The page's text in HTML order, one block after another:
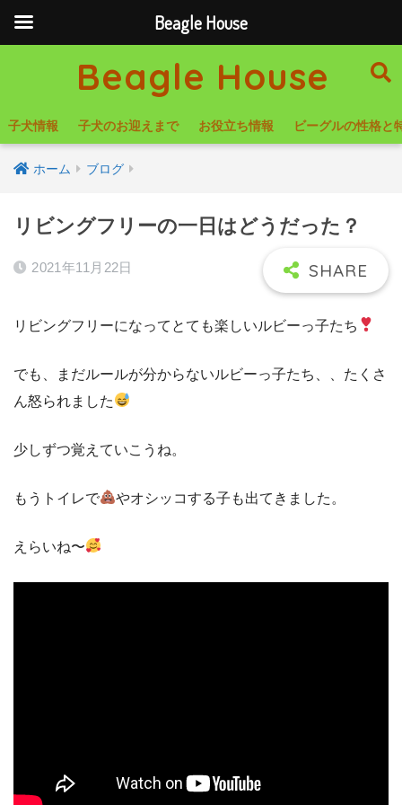
Beagle House
子犬情報 子犬のお迎えまで お役立ち情報 ビーグルの性格と
ホーム ブログ
リビングフリーの一日はどうだった？
2021年11月22日
リビングフリーになってとても楽しいルビーっ子たち
でも、まだルールが分からないルビーっ子たち、、たくさ
ん怒られました
少しずつ覚えていこうね。
もうトイレで やオシッコする子も出てきました。
えらいね〜
Beagle House